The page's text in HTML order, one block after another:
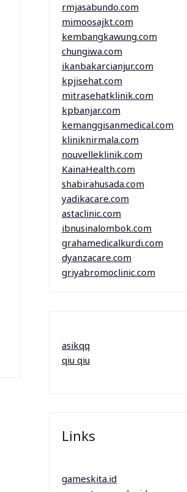
rmjasabundo.com
mimoosajkt.com
kembangkawung.com
chungiwa.com
ikanbakarcianjur.com
kpjisehat.com
mitrasehatklinik.com
kpbanjar.com
kemanggisanmedical.com
kliniknirmala.com
nouvelleklinik.com
KainaHealth.com
shabirahusada.com
yadikacare.com
astaclinic.com
ibnusinalombok.com
grahamedicalkurdi.com
dyanzacare.com
griyabromoclinic.com
asikqq
qiu qiu
Links
gameskita.id